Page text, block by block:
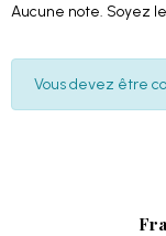
Aucune note. Soyez
Vous devez être